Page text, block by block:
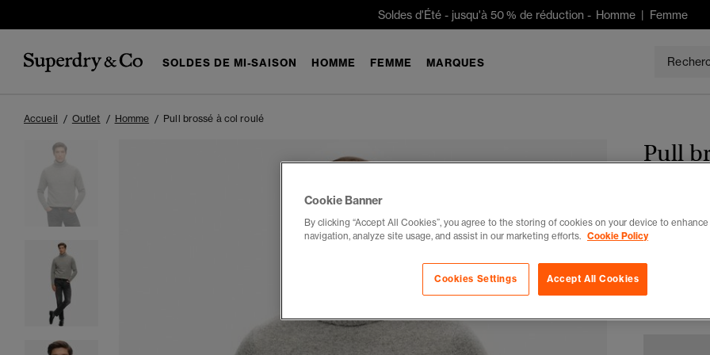
Soldes d'Été -jusqu'à 50 % de réduction - Homme| Femme
SOLDES DE MI-SAISON HOMME FEMME MARQUES
Accueil Outlet Homme Pull brossé à col roulé
Pull
Tu économises
Choisis Taille:
Cookie Banner
By clicking “Accept All Cookies”, you agree to the storing of cookies on your device to
navigation, analyze site usage, and assist in our marketing efforts. Cookie Policy
Accept All Cookies
Cookies Settings